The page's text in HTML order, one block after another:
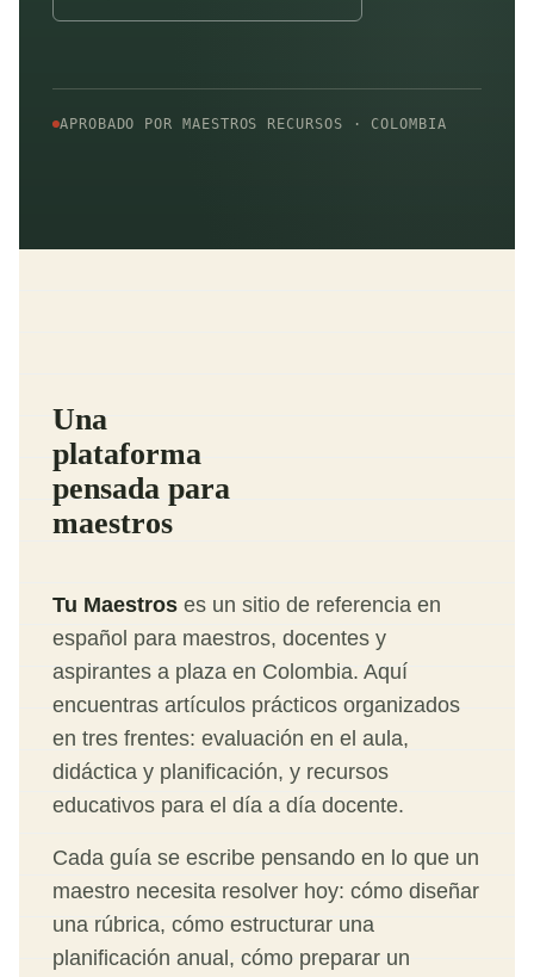
APROBADO POR MAESTROS RECURSOS · COLOMBIA
Una
plataforma
pensada para
maestros
Tu Maestros es un sitio de referencia en
español para maestros, docentes y
aspirantes a plaza en Colombia. Aquí
encuentras artículos prácticos organizados
en tres frentes: evaluación en el aula,
didáctica y planificación, y recursos
educativos para el día a día docente.
Cada guía se escribe pensando en lo que un
maestro necesita resolver hoy: cómo diseñar
una rúbrica, cómo estructurar una
planificación anual, cómo preparar un